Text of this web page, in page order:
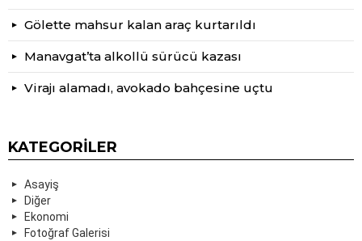
Gölette mahsur kalan araç kurtarıldı
Manavgat’ta alkollü sürücü kazası
Virajı alamadı, avokado bahçesine uçtu
KATEGORILER
Asayiş
Diğer
Ekonomi
Fotoğraf Galerisi